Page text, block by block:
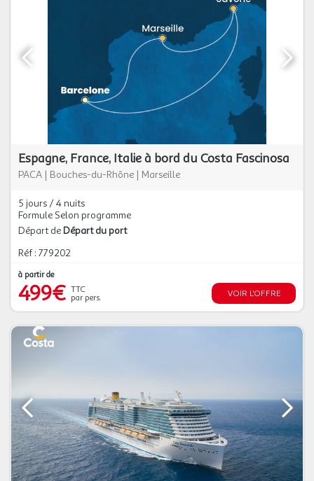
Espagne, France, Italie à bord du Costa Fascinosa
PACA | Bouches-du-Rhône | Marseille
5 jours / 4 nuits
Formule Selon programme
Départ de Départ du port
Réf : 779202
à partir de
499€ TTC
par pers.
VOIR L'OFFRE